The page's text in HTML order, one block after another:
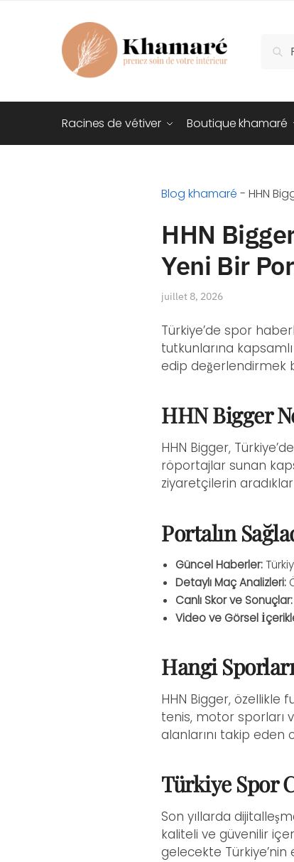
Racines de vétiver Boutique khamaré
Blog khamaré -HHN
HHN
Yeni Bir
juillet 8, 2026
Türkiye’de spor
tutkunlarına
edip değerlendirmek
HHN Bigger
HHN Bigger,
röportajlar sunan
ziyaretçilerin
Portalın
Güncel Haberler:
Detaylı Maç Analizleri:
Canlı Skor ve Sonuçlar:
Video ve Görsel
Hangi
HHN Bigger, özellikle
tenis, motor sporları
alanlarını takip eden
Türkiye Spor
Son yıllarda
kaliteli ve güvenilir
gelecekte